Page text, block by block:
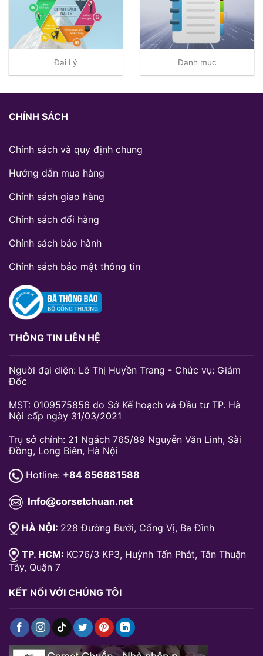
Đại Lý Danh mục
CHÍNH SÁCH
Chính sách và quy định chung
Hướng dẫn mua hàng
Chính sách giao hàng
Chính sách đổi hàng
Chính sách bảo hành
Chính sách bảo mật thông tin
THÔNG TIN LIÊN HỆ
Nguời đại diện: Lê Thị Huyền Trang - Chức vụ: Giám
Đốc
MST: 0109575856 do Sở Kế hoạch và Đầu tư TP. Hà
Nội cấp ngày 31/03/2021
Trụ sở chính: 21 Ngách 765/89 Nguyễn Văn Linh, Sài
Đồng, Long Biên, Hà Nội
Hotline: +84 856881588
HÀ NỘI: 228 Đường Bưởi, Cống Vị, Ba Đình
TP. HCM: KC76/3 KP3, Huỳnh Tấn Phát, Tân Thuận
Tây, Quận 7
KẾT NỐI VỚI CHÚNG TÔI